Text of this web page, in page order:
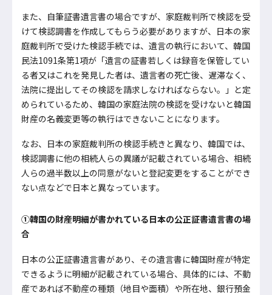
また、自筆証書遺言書の場合ですが、家庭裁判所で検認を受
けて検認調書を作成してもらう必要がありますが、日本の家
庭裁判所で受けた検認手続では、遺言の執行において、韓国
民法1091条第1項が「遺言の証書若しくは録音を保管してい
る者又はこれを発見した者は、遺言者の死亡後、遅滞なく、
法院に提出してその検認を請求しなければならない。」と定
められているため、韓国の家庭法院の検認を受けないと韓国
財産の名義変更等の執行はできないことになります。
なお、日本の家庭裁判所の検認手続きと異なり、韓国では、
検認調書に他の相続人らの異議が記載されている場合、相続
人らの過半数以上の同意がないと登記変更をすることができ
ない点などで日本と異なっています。
①韓国の財産明細が書かれている日本の公正証書遺言書の場
合
日本の公正証書遺言書があり、その遺言書に韓国財産が特定
できるように明細が記載されている場合、具体的には、不動
産であれば不動産の種類（地目や面積）や所在地、銀行預金